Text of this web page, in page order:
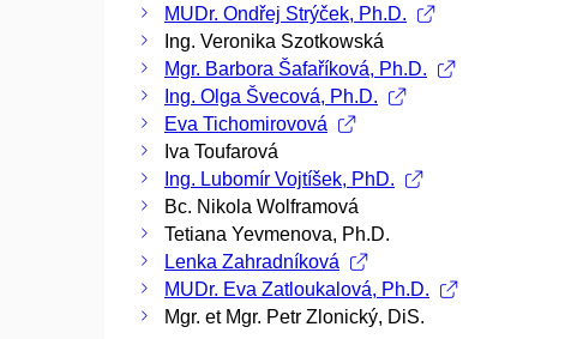
MUDr. Ondřej Strýček, Ph.D.
Ing. Veronika Szotkowská
Mgr. Barbora Šafaříková, Ph.D.
Ing. Olga Švecová, Ph.D.
Eva Tichomirovová
Iva Toufarová
Ing. Lubomír Vojtíšek, PhD.
Bc. Nikola Wolframová
Tetiana Yevmenova, Ph.D.
Lenka Zahradníková
MUDr. Eva Zatloukalová, Ph.D.
Mgr. et Mgr. Petr Zlonický, DiS.